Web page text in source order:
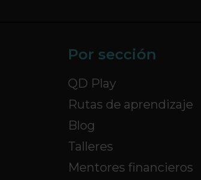
Por sección
QD Play
Rutas de aprendizaje
Blog
Talleres
Mentores financieros